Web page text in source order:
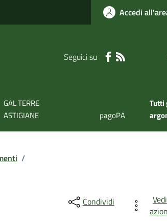
Accedi
Seguici su
GAL TERRE
ASTIGIANE
pagoPA
Tutti
/
Condividi
Vedi